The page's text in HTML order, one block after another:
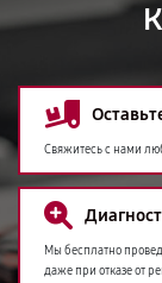
Свяжитесь с нами
Мы бесплатно
даже при отказе от